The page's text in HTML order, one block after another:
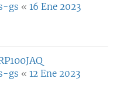
gs « 16 Ene 2023
gs « 12 Ene 2023